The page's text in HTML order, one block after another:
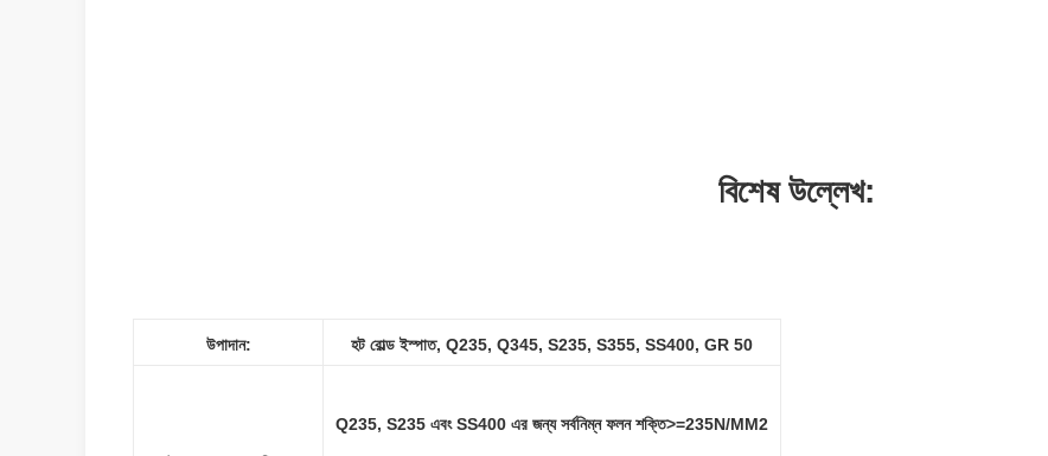
বিশেষ উল্লেখ:
উপাদান: হট রোল্ড ইস্পাত, Q235, Q345, S235, S355, SS400, GR 50
Q235, S235 এবং SS400 এর জন্য সর্বনিম্ন ফলন শক্তি>=235N/MM2